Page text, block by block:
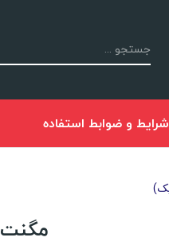
شرایط و ضوابط استفاده
مگنت Hp 17A (کارتریج فابریک)